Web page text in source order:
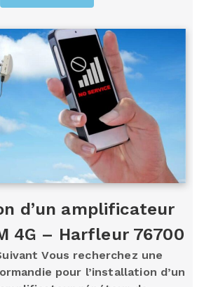
d’un amplificateur
4G – Harfleur 76700
Vous recherchez une
pour l’installation d’un